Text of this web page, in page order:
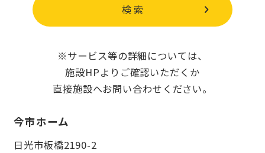
那須町 日光市
矢板市 さくら市
那須烏山市
検 索
※サービス等の詳細については、
施設HPよりご確認いただくか
直接施設へお問い合わせください。
今市ホーム
日光市板橋2190-2